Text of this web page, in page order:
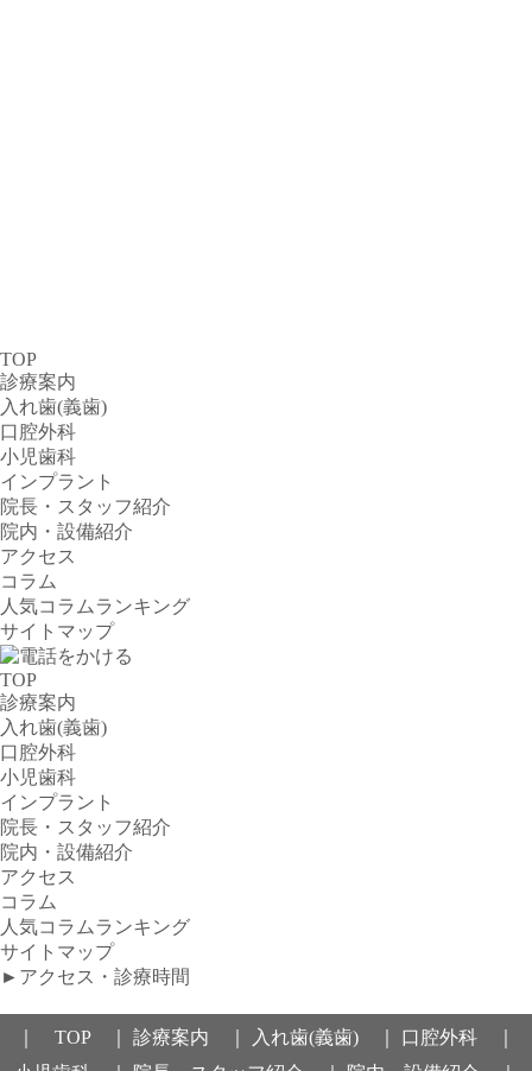
TOP
診療案内
入れ歯(義歯)
口腔外科
小児歯科
インプラント
院長・スタッフ紹介
院内・設備紹介
アクセス
コラム
人気コラムランキング
サイトマップ
TOP
診療案内
入れ歯(義歯)
口腔外科
小児歯科
インプラント
院長・スタッフ紹介
院内・設備紹介
アクセス
コラム
人気コラムランキング
サイトマップ
►アクセス・診療時間
｜ TOP ｜ 診療案内 ｜ 入れ歯(義歯) ｜
口腔外科 ｜